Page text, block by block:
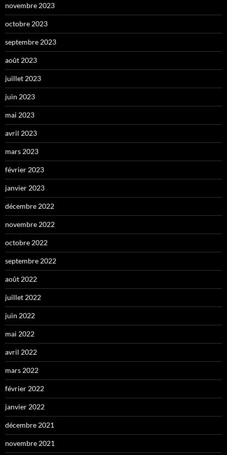
novembre 2023
octobre 2023
septembre 2023
août 2023
juillet 2023
juin 2023
mai 2023
avril 2023
mars 2023
février 2023
janvier 2023
décembre 2022
novembre 2022
octobre 2022
septembre 2022
août 2022
juillet 2022
juin 2022
mai 2022
avril 2022
mars 2022
février 2022
janvier 2022
décembre 2021
novembre 2021